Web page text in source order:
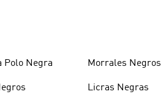
Polo Negra Morrales Negros
Licras Negras